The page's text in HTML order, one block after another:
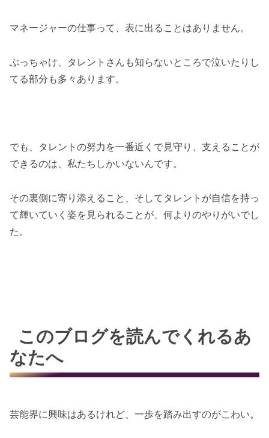
マネージャーの仕事って、表に出ることはありません。
ぶっちゃけ、タレントさんも知らないところで泣いたりし
てる部分も多々あります。
でも、タレントの努力を一番近くで見守り、支えることが
できるのは、私たちしかいないんです。
その裏側に寄り添えること、そしてタレントが自信を持っ
て輝いていく姿を見られることが、何よりのやりがいでし
た。
このブログを読んでくれるあ
なたへ
芸能界に興味はあるけれど、一歩を踏み出すのがこわい。